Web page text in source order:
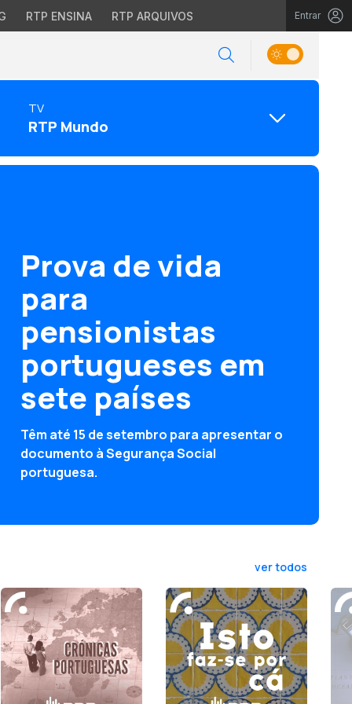
RTP ENSINA RTP ARQUIVOS Entrar
TV
RTP Mundo
Prova de vida
para
pensionistas
portugueses em
sete países
Têm até 15 de setembro para apresentar o
documento à Segurança Social
portuguesa.
ver todos